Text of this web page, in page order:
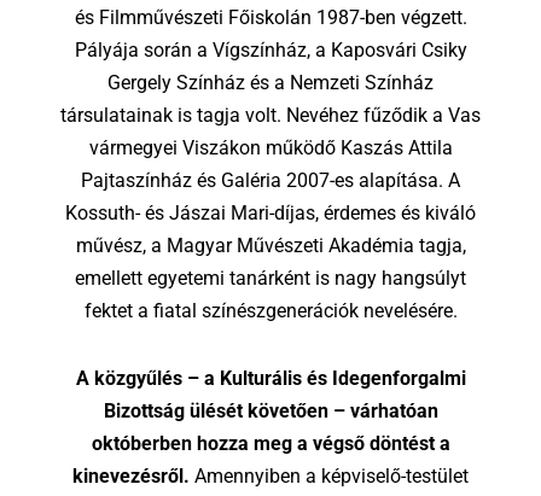
és Filmművészeti Főiskolán 1987-ben végzett.
Pályája során a Vígszínház, a Kaposvári Csiky
Gergely Színház és a Nemzeti Színház
társulatainak is tagja volt. Nevéhez fűződik a Vas
vármegyei Viszákon működő Kaszás Attila
Pajtaszínház és Galéria 2007-es alapítása. A
Kossuth- és Jászai Mari-díjas, érdemes és kiváló
művész, a Magyar Művészeti Akadémia tagja,
emellett egyetemi tanárként is nagy hangsúlyt
fektet a fiatal színészgenerációk nevelésére.
A közgyűlés – a Kulturális és Idegenforgalmi
Bizottság ülését követően – várhatóan
októberben hozza meg a végső döntést a
kinevezésről. Amennyiben a képviselő-testület